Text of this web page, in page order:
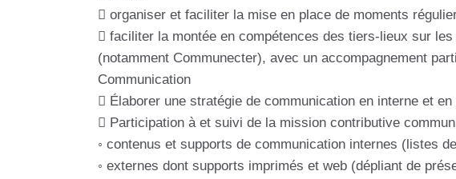
 organiser et faciliter la mise en place de moments
 faciliter la montée en compétences des tiers-lieux sur
(notamment Communecter), avec un accompagnement
Communication
 Élaborer une stratégie de communication en interne et en
 Participation à et suivi de la mission contributive
◦ contenus et supports de communication internes (listes
◦ externes dont supports imprimés et web (dépliant de